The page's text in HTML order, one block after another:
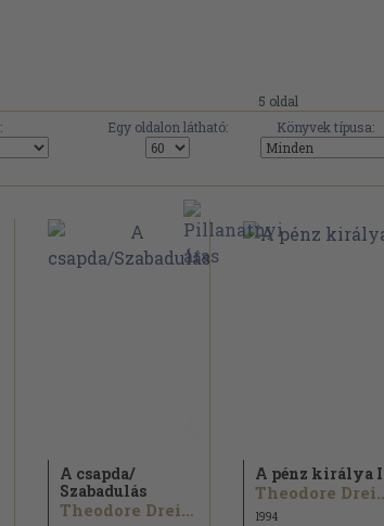
5 oldal
Egy oldalon látható: Könyvek típusa:
A csapda/
Szabadulás
Theodore Dreiser
A pénz királya
1994